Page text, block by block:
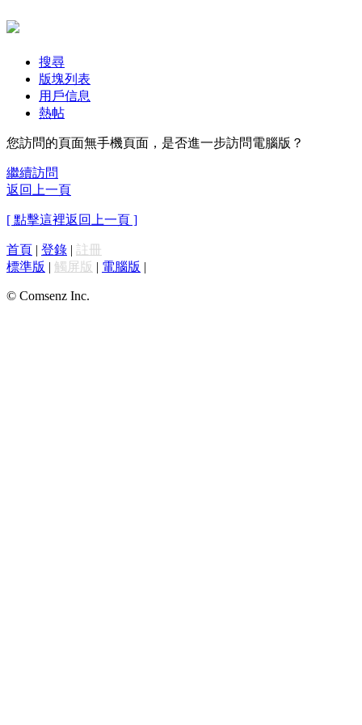
搜尋
版塊列表
用戶信息
熱帖
您訪問的頁面無手機頁面，是否進一步訪問電腦版？
繼續訪問
返回上一頁
[ 點擊這裡返回上一頁 ]
首頁 | 登錄 | 註冊
標準版 | 觸屏版 | 電腦版 |
© Comsenz Inc.